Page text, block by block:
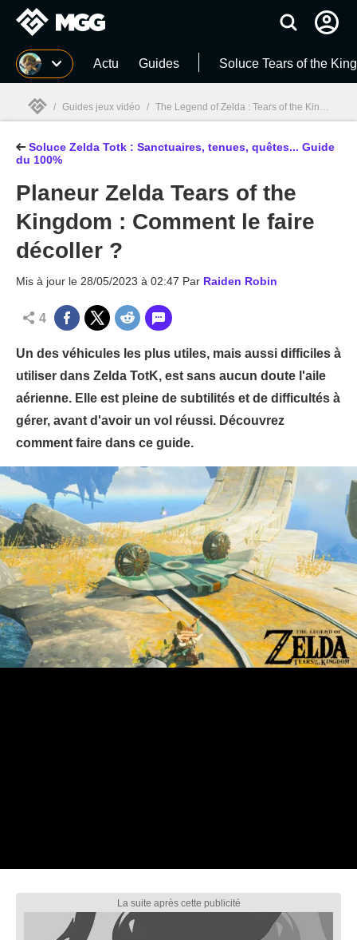
MGG Actu Guides Soluce Tears of the
MGG
/ Guides jeux vidéo / The Legend of Zelda : Tears of the Kingdom
Soluce Zelda Totk : Sanctuaires, tenues, quêtes... Guide
du 100%
Planeur Zelda Tears of the
Kingdom : Comment le faire
décoller ?
Mis à jour le 28/05/2023 à 02:47 Par Raiden Robin
4
Un des véhicules les plus utiles, mais aussi difficiles à
utiliser dans Zelda TotK, est sans aucun doute l'aile
aérienne. Elle est pleine de subtilités et de difficultés à
gérer, avant d'avoir un vol réussi. Découvrez
comment faire dans ce guide.